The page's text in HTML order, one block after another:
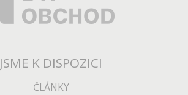
JSME K DISPOZICI
ČLÁNKY